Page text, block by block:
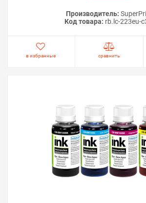
Производитель:
Код товара: rb.lc-223eu-
в избранные сравнить